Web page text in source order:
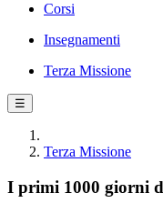
Corsi
Insegnamenti
Terza Missione
☰
Terza Missione
I primi 1000 giorni